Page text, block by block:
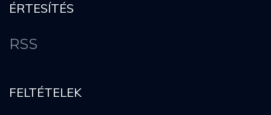
ÉRTESÍTÉS
RSS
FELTÉTELEK